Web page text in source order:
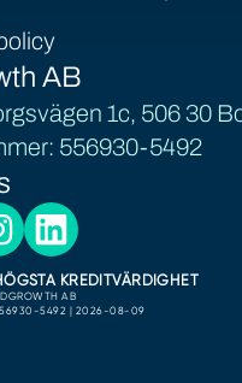
AB
1c, 506 30
556930-5492